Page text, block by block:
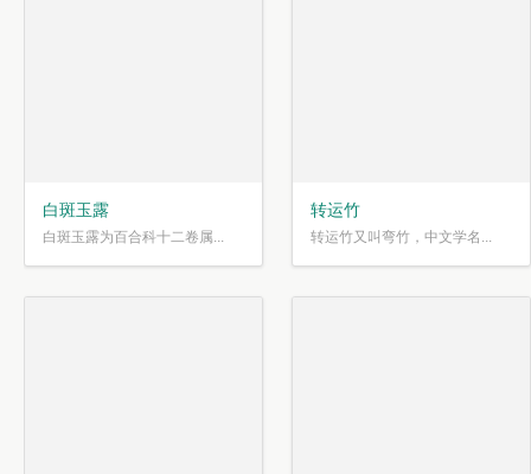
白斑玉露
白斑玉露为百合科十二卷属...
转运竹
转运竹又叫弯竹，中文学名...